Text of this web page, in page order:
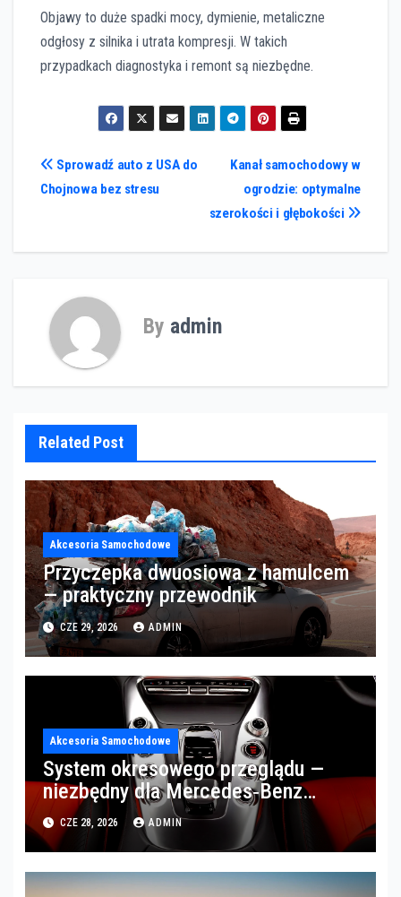
Objawy to duże spadki mocy, dymienie, metaliczne
odgłosy z silnika i utrata kompresji. W takich
przypadkach diagnostyka i remont są niezbędne.
Nawigacja
wpisu
Kanał samochodowy w
ogrodzie: optymalne
szerokości i głębokości
Sprowadź auto z USA do
Chojnowa bez stresu
By admin
Related Post
Akcesoria Samochodowe
Przyczepka dwuosiowa z hamulcem
— praktyczny przewodnik
CZE 29, 2026 ADMIN
Akcesoria Samochodowe
System okresowego przeglądu —
niezbędny dla Mercedes‑Benz
Trucks w Poznaniu
CZE 28, 2026 ADMIN